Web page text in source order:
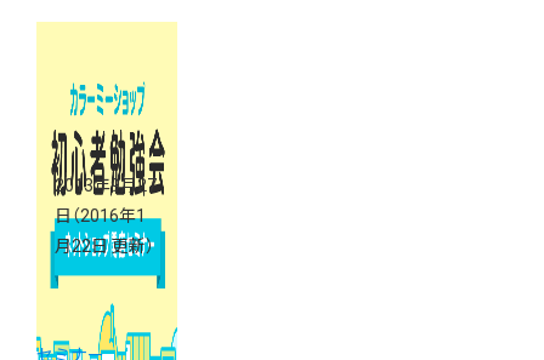
2013年9月27
日（2016年1
月22日 更新）
セミナー